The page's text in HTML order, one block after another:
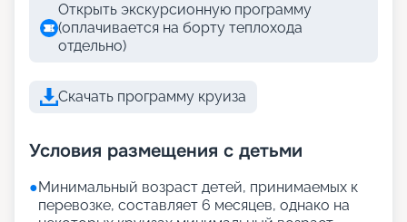
Открыть экскурсионную программу
(оплачивается на борту теплохода
отдельно)
Скачать программу круиза
Условия размещения с детьми
●Минимальный возраст детей, принимаемых к
перевозке, составляет 6 месяцев, однако на